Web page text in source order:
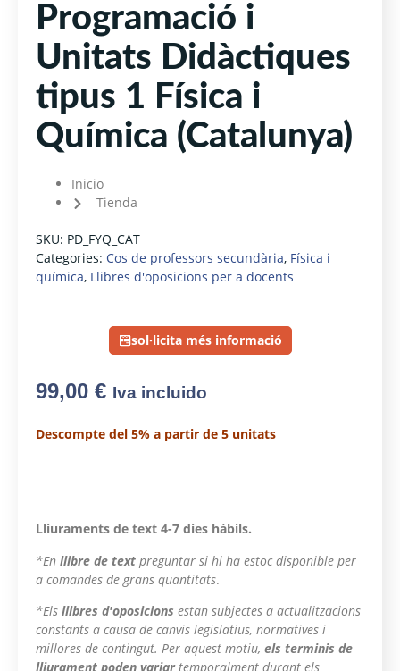
Programació i
Unitats Didàctiques
tipus 1 Física i
Química (Catalunya)
Inicio
Tienda
SKU: PD_FYQ_CAT
Categories: Cos de professors secundària, Física i
química, Llibres d'oposicions per a docents
sol·licita més informació
99,00 € Iva incluido
Descompte del 5% a partir de 5 unitats
Lliuraments de text 4-7 dies hàbils.
*En llibre de text preguntar si hi ha estoc disponible per
a comandes de grans quantitats.
*Els llibres d'oposicions estan subjectes a actualitzacions
constants a causa de canvis legislatius, normatives i
millores de contingut. Per aquest motiu, els terminis de
lliurament poden variartemporalment durant els